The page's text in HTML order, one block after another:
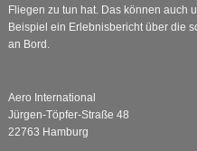
Fliegen zu tun hat. Das können auch
Beispiel ein Erlebnisbericht über die
an Bord.
Aero International
Jürgen-Töpfer-Straße 48
22763 Hamburg